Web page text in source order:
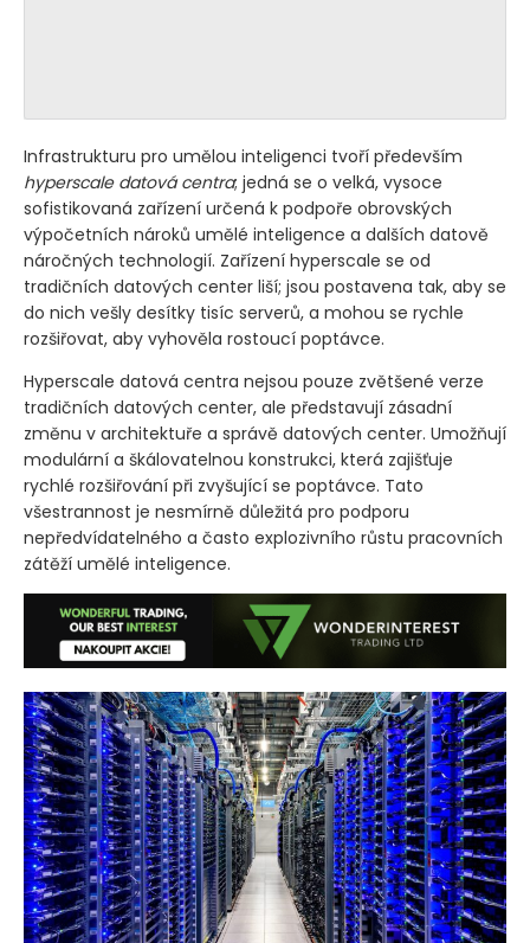
Infrastrukturu pro umělou inteligenci tvoří především
hyperscale datová centra; jedná se o velká, vysoce
sofistikovaná zařízení určená k podpoře obrovských
výpočetních nároků umělé inteligence a dalších datově
náročných technologií. Zařízení hyperscale se od
tradičních datových center liší; jsou postavena tak, aby se
do nich vešly desítky tisíc serverů, a mohou se rychle
rozšiřovat, aby vyhověla rostoucí poptávce.
Hyperscale datová centra nejsou pouze zvětšené verze
tradičních datových center, ale představují zásadní
změnu v architektuře a správě datových center. Umožňují
modulární a škálovatelnou konstrukci, která zajišťuje
rychlé rozšiřování při zvyšující se poptávce. Tato
všestrannost je nesmírně důležitá pro podporu
nepředvídatelného a často explozivního růstu pracovních
zátěží umělé inteligence.